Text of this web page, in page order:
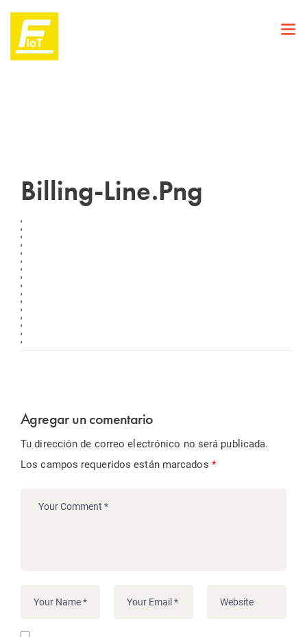
Billing-Line.png
Agregar un comentario
Tu dirección de correo electrónico no será publicada.
Los campos requeridos están marcados *